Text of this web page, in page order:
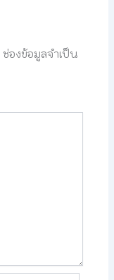
ช่องข้อมูลจำเป็น